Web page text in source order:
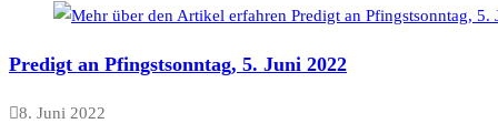
Predigt an Pfingstsonntag, 5. Juni 2022
8. Juni 2022